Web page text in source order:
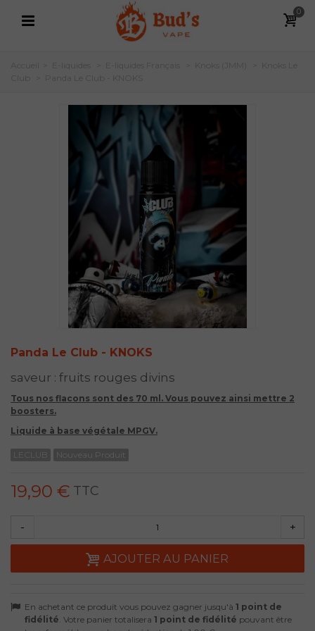
0
Panda Le Club - KNOKS
saveur : fruits rouges divins
Tous nos flacons sont des 70 ml. Vous pouvez ainsi mettre 2
boosters.
Liquide à base végétale MPGV.
LECLUB Nouveau Produit
19,90 € TTC
- +
AJOUTER AU PANIER
En achetant ce produit vous pouvez gagner jusqu'à 1 point de
fidélité. Votre panier totalisera 1 point de fidélité pouvant être